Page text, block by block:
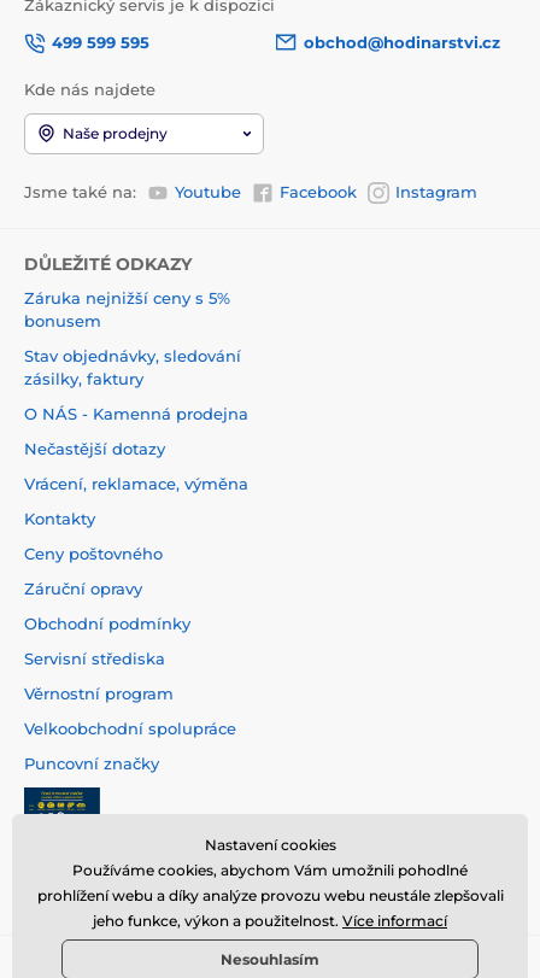
Zákaznický servis je k dispozici
499 599 595
obchod@hodinarstvi.cz
Kde nás najdete
Naše prodejny
Jsme také na: Youtube Facebook Instagram
DŮLEŽITÉ ODKAZY
Záruka nejnižší ceny s 5%
bonusem
Stav objednávky, sledování
zásilky, faktury
O NÁS - Kamenná prodejna
Nečastější dotazy
Vrácení, reklamace, výměna
Kontakty
Ceny poštovného
Záruční opravy
Obchodní podmínky
Servisní střediska
Věrnostní program
Velkoobchodní spolupráce
Puncovní značky
Nastavení cookies
Používáme cookies, abychom Vám umožnili pohodlné
prohlížení webu a díky analýze provozu webu neustále zlepšovali
jeho funkce, výkon a použitelnost. Více informací
Nesouhlasím